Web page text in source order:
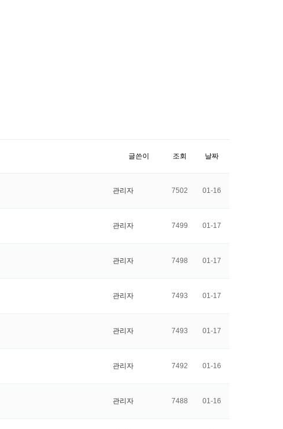
글쓴이 조회 날짜
관리자 7502 01-16
관리자 7499 01-17
관리자 7498 01-17
관리자 7493 01-17
관리자 7493 01-17
관리자 7492 01-16
관리자 7488 01-16